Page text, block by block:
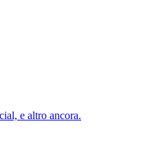
e altro ancora.